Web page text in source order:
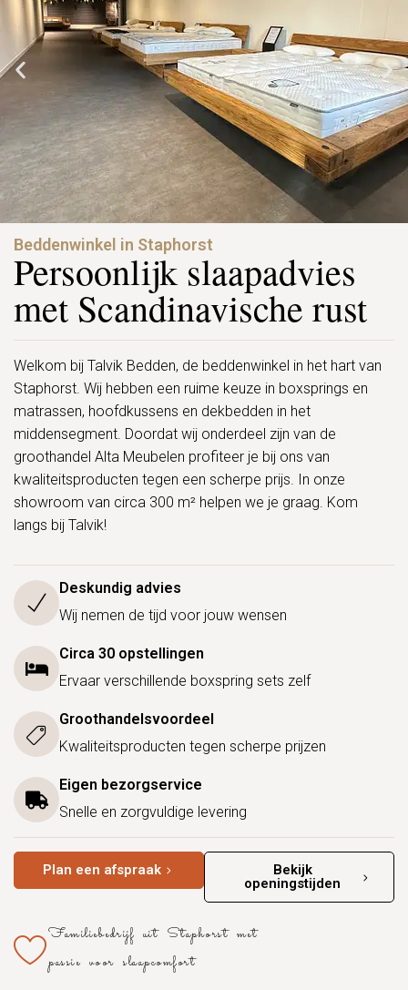
Beddenwinkel in Staphorst
Persoonlijk slaapadvies
met Scandinavische rust
Welkom bij Talvik Bedden, de beddenwinkel in het hart van
Staphorst. Wij hebben een ruime keuze in boxsprings en
matrassen, hoofdkussens en dekbedden in het
middensegment. Doordat wij onderdeel zijn van de
groothandel Alta Meubelen profiteer je bij ons van
kwaliteitsproducten tegen een scherpe prijs. In onze
showroom van circa 300 m² helpen we je graag. Kom
langs bij Talvik!
Deskundig advies
Wij nemen de tijd voor jouw wensen
Circa 30 opstellingen
Ervaar verschillende boxspring sets zelf
Groothandelsvoordeel
Kwaliteitsproducten tegen scherpe prijzen
Eigen bezorgservice
Snelle en zorgvuldige levering
Plan een afspraak
Bekijk
openingstijden
Familiebedrijf uit Staphorst met
passie voor slaapcomfort